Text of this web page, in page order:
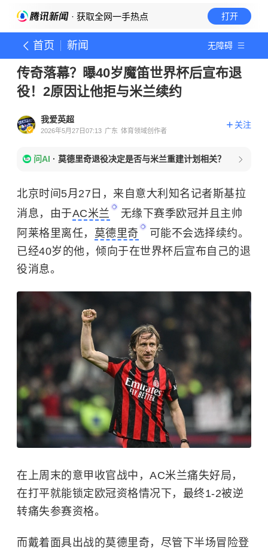
· 获取全网一手热点 打开
首页 新闻 无障碍
传奇落幕？曝40岁魔笛世界杯后宣布退
役！2原因让他拒与米兰续约
我爱英超
2026年5月27日07:13 广东 体育领域创作者
关注
问AI · 莫德里奇退役决定是否与米兰重建计划相关？
北京时间5月27日，来自意大利知名记者斯基拉
消息，由于AC米兰
无缘下赛季欧冠并且主帅
阿莱格里离任， 莫德里奇
可能不会选择续约。
已经40岁的他，倾向于在世界杯后宣布自己的退
役消息。
在上周末的意甲收官战中，AC米兰痛失好局，
在打平就能锁定欧冠资格情况下，最终1-2被逆
转痛失参赛资格。
而戴着面具出战的莫德里奇，尽管下半场冒险登